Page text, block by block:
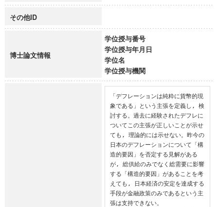
その他ID
博士論文情報
学位授与番号
学位授与年月日
学位名
学位授与機関
「デフレーションは純粋に貨幣的現
象である」という主張を定義し, 検
討する。過去に経験されたデフレに
ついてこの主張が正しいことが示せ
ても, 理論的には示せない。昨今の
日本のデフレーションについて「構
造的要因」を否定する見解がある
が, 総供給のみでなく総需要に影響
する「構造的要因」があることを考
えても, 日本経済の安定を達成する
手段が金融政策のみであるという主
張は支持できない。